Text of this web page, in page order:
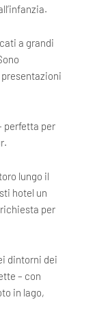
a grandi
perfetta per
lungo il
hotel un
per
dintorni dei
– con
in lago,